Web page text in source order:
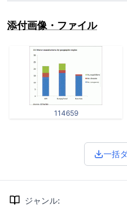
添付画像・ファイル
114659
一括
ジャンル: